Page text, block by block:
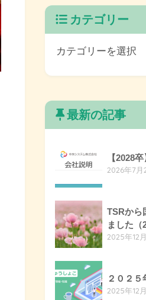
カテゴリー
最新の記事
【2028
2026年7月
TSRから
ました（
2025年12
２０２
2025年12